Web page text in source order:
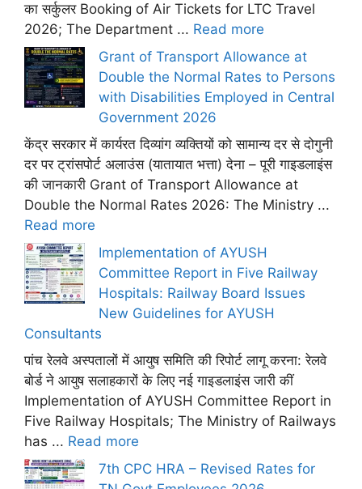
का सर्कुलर Booking of Air Tickets for LTC Travel
2026; The Department ... Read more
Grant of Transport Allowance at
Double the Normal Rates to Persons
with Disabilities Employed in Central
Government 2026
केंद्र सरकार में कार्यरत दिव्यांग व्यक्तियों को सामान्य दर से दोगुनी
दर पर ट्रांसपोर्ट अलाउंस (यातायात भत्ता) देना – पूरी गाइडलाइंस
की जानकारी Grant of Transport Allowance at
Double the Normal Rates 2026: The Ministry ...
Read more
Implementation of AYUSH
Committee Report in Five Railway
Hospitals: Railway Board Issues
New Guidelines for AYUSH
Consultants
पांच रेलवे अस्पतालों में आयुष समिति की रिपोर्ट लागू करना: रेलवे
बोर्ड ने आयुष सलाहकारों के लिए नई गाइडलाइंस जारी कीं
Implementation of AYUSH Committee Report in
Five Railway Hospitals; The Ministry of Railways
has ... Read more
7th CPC HRA – Revised Rates for